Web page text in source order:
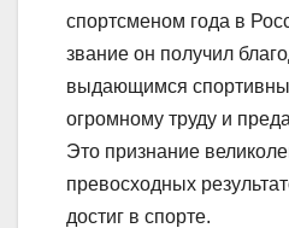
спортсменом года в
звание он получил
выдающимся
огромному труду и
Это признание
превосходных
достиг в спорте.